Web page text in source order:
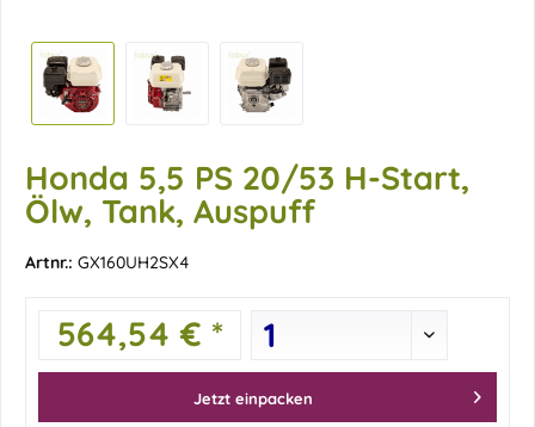
Honda 5,5 PS 20/53 H-Start,
Ölw, Tank, Auspuff
Artnr.: GX160UH2SX4
564,54 € *
Jetzt einpacken